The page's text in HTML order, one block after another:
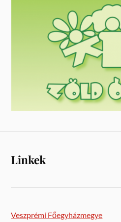
Linkek
Veszprémi Főegyházmegye